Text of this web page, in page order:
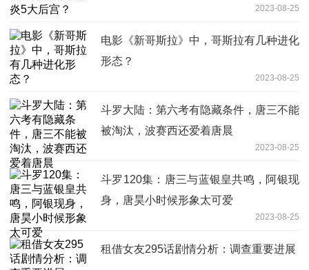
2023-08-25
电影《新哥斯拉》中，哥斯拉有几种进化
形态？
2023-08-25
斗罗大陆：第六考有隐藏条件，唐三不能
被淘汰，波赛西还爱着唐晨
2023-08-25
斗罗120集：唐三与蓝银皇共鸣，阿银现
身，唐昊小时候形象太可爱
2023-08-25
租借女友295话剧情分析：调查重要进展